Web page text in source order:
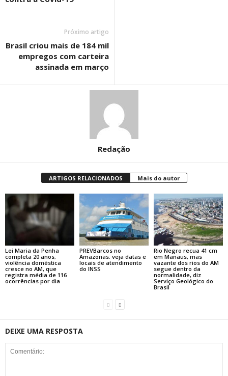
Próximo artigo
Brasil criou mais de 184 mil
empregos com carteira
assinada em março
Redação
ARTIGOS RELACIONADOS Mais do autor
Lei Maria da Penha
completa 20 anos;
violência doméstica
cresce no AM, que
registra média de 116
ocorrências por dia
PREVBarcos no
Amazonas: veja datas e
locais de atendimento
do INSS
Rio Negro recua 41 cm
em Manaus, mas
vazante dos rios do AM
segue dentro da
normalidade, diz
Serviço Geológico do
Brasil
DEIXE UMA RESPOSTA